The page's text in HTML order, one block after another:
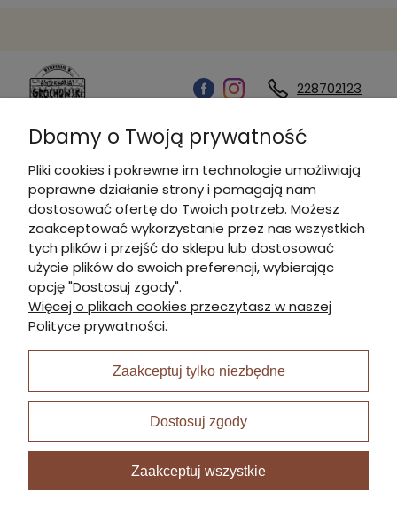
228702123
Kontakt
Informacje
Płatności i dostawa
Moje konto
I Nagroda w plabiscycie:
Dbamy o Twoją prywatność
Pliki cookies i pokrewne im technologie umożliwiają
poprawne działanie strony i pomagają nam
dostosować ofertę do Twoich potrzeb. Możesz
zaakceptować wykorzystanie przez nas wszystkich
tych plików i przejść do sklepu lub dostosować
użycie plików do swoich preferencji, wybierając
opcję "Dostosuj zgody".
Więcej o plikach cookies przeczytasz w naszej
Polityce prywatności.
Zaakceptuj tylko niezbędne
Dostosuj zgody
Zaakceptuj wszystkie